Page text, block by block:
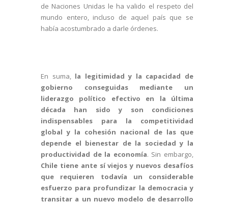
de Naciones Unidas le ha valido el respeto del
mundo entero, incluso de aquel país que se
había acostumbrado a darle órdenes.
En suma,la legitimidad y la capacidad de
gobierno conseguidas mediante un
liderazgo político efectivo en la última
década han sido y son condiciones
indispensables para la competitividad
global y la cohesión nacional de las que
depende el bienestar de la sociedad y la
productividad de la economía. Sin embargo,
Chile tiene ante sí viejos y nuevos desafíos
que requieren todavía un considerable
esfuerzo para profundizar la democracia y
transitar a un nuevo modelo de desarrollo